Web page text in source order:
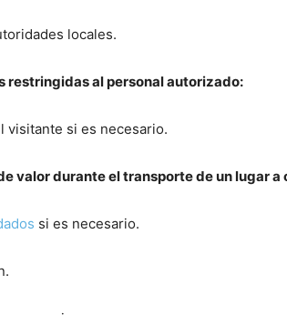
locales.
restringidas al personal autorizado:
visitante si es necesario.
valor durante el transporte de un lugar a
si es necesario.